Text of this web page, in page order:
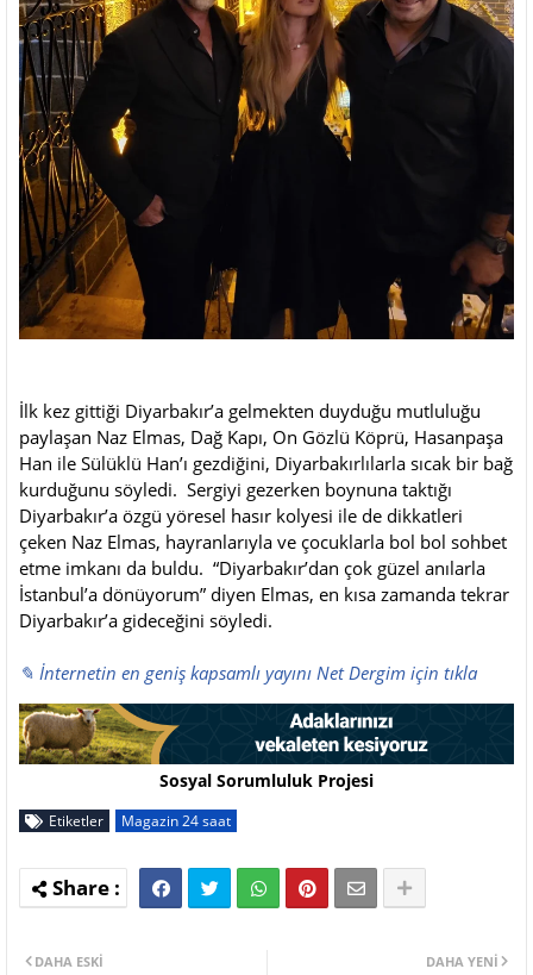
İlk kez gittiği Diyarbakır’a gelmekten duyduğu mutluluğu
paylaşan Naz Elmas, Dağ Kapı, On Gözlü Köprü, Hasanpaşa
Han ile Sülüklü Han’ı gezdiğini, Diyarbakırlılarla sıcak bir bağ
kurduğunu söyledi. Sergiyi gezerken boynuna taktığı
Diyarbakır’a özgü yöresel hasır kolyesi ile de dikkatleri
çeken Naz Elmas, hayranlarıyla ve çocuklarla bol bol sohbet
etme imkanı da buldu. “Diyarbakır’dan çok güzel anılarla
İstanbul’a dönüyorum” diyen Elmas, en kısa zamanda tekrar
Diyarbakır’a gideceğini söyledi.
✎ İnternetin en geniş kapsamlı yayını Net Dergim için tıkla
Sosyal Sorumluluk Projesi
Etiketler Magazin 24 saat
DAHA YENI
DAHA ESKI